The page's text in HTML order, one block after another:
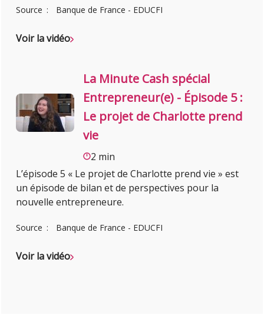
Source Banque de France - EDUCFI
Voir la vidéo
La Minute Cash spécial
Entrepreneur(e) - Épisode 5 :
Le projet de Charlotte prend
vie
2 min
L’épisode 5 « Le projet de Charlotte prend vie » est
un épisode de bilan et de perspectives pour la
nouvelle entrepreneure.
Source Banque de France - EDUCFI
Voir la vidéo